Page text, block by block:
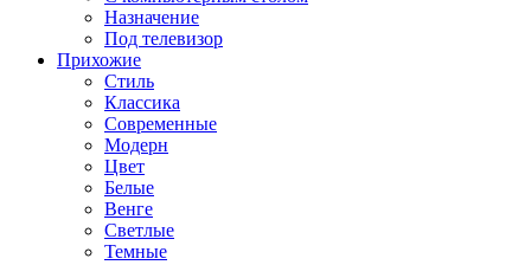
Назначение
Под телевизор
Прихожие
Стиль
Классика
Современные
Модерн
Цвет
Белые
Венге
Светлые
Темные